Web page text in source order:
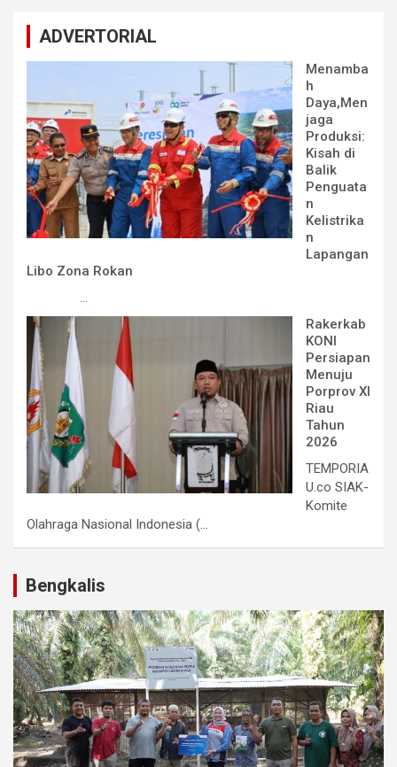
ADVERTORIAL
Menamba
h
Daya,Men
jaga
Produksi:
Kisah di
Balik
Penguata
n
Kelistrika
n
Lapangan
Libo Zona Rokan
Rakerkab
KONI
Persiapan
Menuju
Porprov XI
Riau
Tahun
2026
TEMPORIA
U.co SIAK-
Komite
Olahraga Nasional Indonesia (...
Bengkalis